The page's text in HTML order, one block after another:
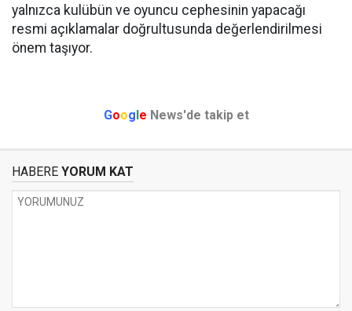
yalnızca kulübün ve oyuncu cephesinin yapacağı
resmi açıklamalar doğrultusunda değerlendirilmesi
önem taşıyor.
Google News'de takip et
HABERE YORUM KAT